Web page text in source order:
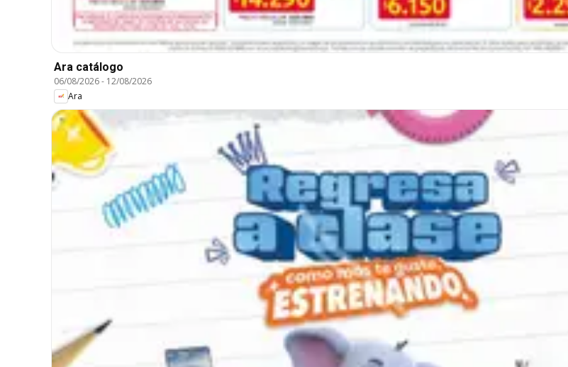
Ara catálogo
06/08/2026- 12/08/2026
Ara